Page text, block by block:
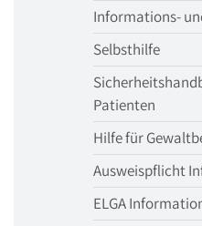
Informations-
Selbsthilfe
Patienten
Hilfe für
Ausweispflicht
ELGA